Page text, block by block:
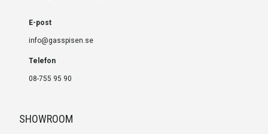
E-post
info@gasspisen.se
Telefon
08-755 95 90
SHOWROOM